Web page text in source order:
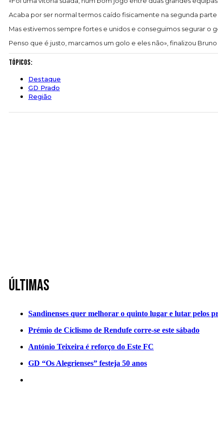
Acaba por ser normal termos caído fisicamente na segunda
Mas estivemos sempre fortes e unidos e conseguimos segurar o
Penso que é justo, marcamos um golo e eles não», finalizou Bruno
Tópicos:
Destaque
GD Prado
Região
Últimas
Sandinenses quer melhorar o quinto lugar e lutar pelos
Prémio de Ciclismo de Rendufe corre-se este sábado
António Teixeira é reforço do Este FC
GD “Os Alegrienses” festeja 50 anos